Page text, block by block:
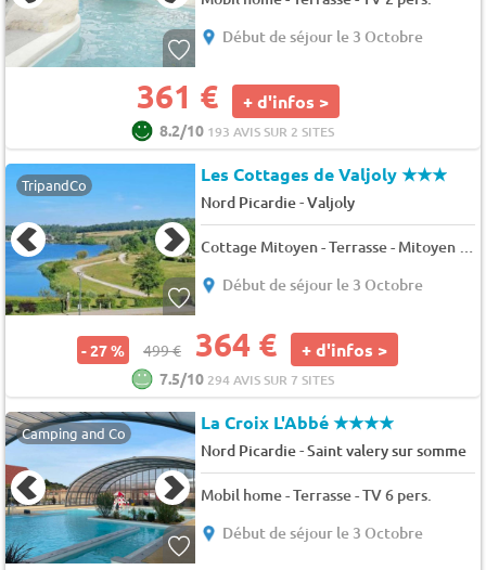
Début de séjour le 3 Octobre
361 € + d'infos >
8.2/10 193 AVIS SUR 2 SITES
TripandCo Les Cottages de Valjoly★★★
Nord Picardie-Valjoly
Cottage Mitoyen - Terrasse - Mitoyen - 6 pers. - 52m2 - Animaux admis
Début de séjour le 3 Octobre
- 27 % 499 € 364 € + d'infos >
7.5/10 294 AVIS SUR 7 SITES
Camping and Co La Croix L'Abbé★★★★
Nord Picardie-Saint valery sur somme
Mobil home - Terrasse - TV 6 pers.
Début de séjour le 3 Octobre